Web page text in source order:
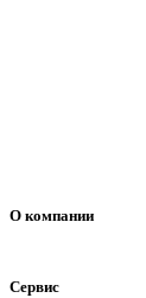
О компании
Сервис